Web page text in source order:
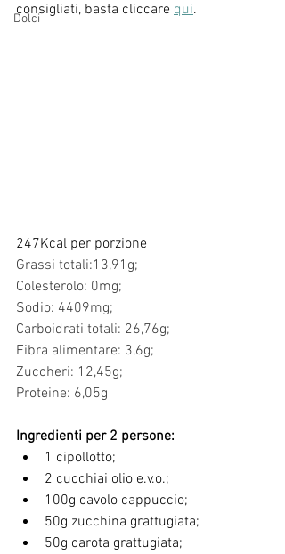
Dolci
consigliati, basta cliccare qui.
247Kcal per porzione
Grassi totali:13,91g;
Colesterolo: 0mg;
Sodio: 4409mg;
Carboidrati totali: 26,76g;
Fibra alimentare: 3,6g;
Zuccheri: 12,45g;
Proteine: 6,05g
Ingredienti per 2 persone:
1 cipollotto;
2 cucchiai olio e.v.o.;
100g cavolo cappuccio;
50g zucchina grattugiata;
50g carota grattugiata;